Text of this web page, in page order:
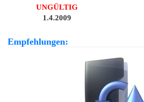
UNGÜLTIG
1.4.2009
Empfehlungen: